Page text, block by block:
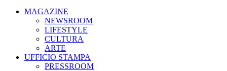
MAGAZINE
NEWSROOM
LIFESTYLE
CULTURA
ARTE
UFFICIO STAMPA
PRESSROOM